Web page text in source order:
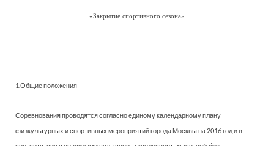
«Закрытие спортивного сезона»
1.Общие положения
Соревнования проводятся согласно единому календарному плану
физкультурных и спортивных мероприятий города Москвы на 2016 год и в